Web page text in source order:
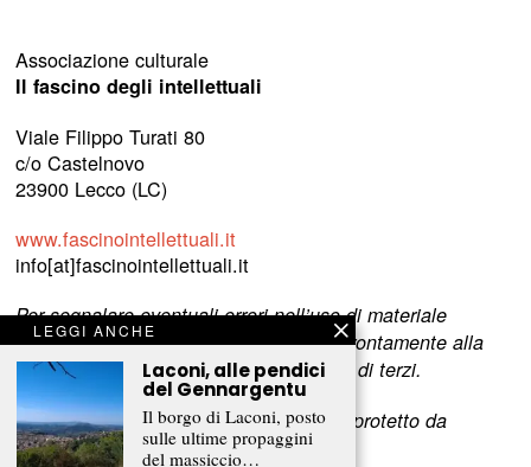
Associazione culturale
Il fascino degli intellettuali
Viale Filippo Turati 80
c/o Castelnovo
23900 Lecco (LC)
www.fascinointellettuali.it
info[at]fascinointellettuali.it
Per segnalare eventuali errori nell’uso di materiale
riservato,scriveteci e provvederemo prontamente alla
rimozione del materiale lesivo dei diritti di terzi.
L’intero contenuto di questo sito web è protetto da
copyright.
LEGGI ANCHE
Laconi, alle pendici
del Gennargentu
Il borgo di Laconi, posto
sulle ultime propaggini
del massiccio…